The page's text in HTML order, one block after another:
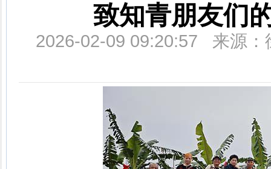
致知青朋友们
2026-02-09 09:20:57 来源